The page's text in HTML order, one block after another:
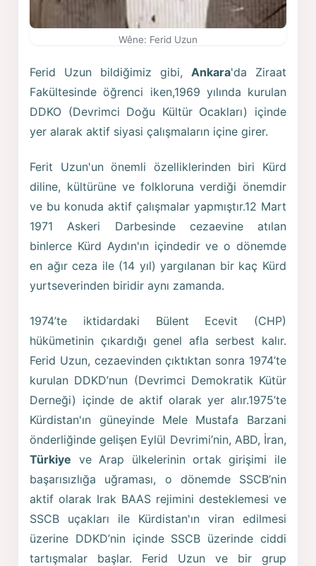
Wêne: Ferid Uzun
Ferid Uzun bildiğimiz gibi, Ankara'da Ziraat
Fakültesinde öğrenci iken,1969 yılında kurulan
DDKO (Devrimci Doğu Kültür Ocakları) içinde
yer alarak aktif siyasi çalışmaların içine girer.
Ferit Uzun'un önemli özelliklerinden biri Kürd
diline, kültürüne ve folkloruna verdiği önemdir
ve bu konuda aktif çalışmalar yapmıştır.12 Mart
1971 Askeri Darbesinde cezaevine atılan
binlerce Kürd Aydın'ın içindedir ve o dönemde
en ağır ceza ile (14 yıl) yargılanan bir kaç Kürd
yurtseverinden biridir aynı zamanda.
1974’te iktidardaki Bülent Ecevit (CHP)
hükümetinin çıkardığı genel afla serbest kalır.
Ferid Uzun, cezaevinden çıktıktan sonra 1974’te
kurulan DDKD’nun (Devrimci Demokratik Kütür
Derneği) içinde de aktif olarak yer alır.1975’te
Kürdistan'ın güneyinde Mele Mustafa Barzani
önderliğinde gelişen Eylül Devrimi’nin, ABD, İran,
Türkiye ve Arap ülkelerinin ortak girişimi ile
başarısızlığa uğraması, o dönemde SSCB’nin
aktif olarak Irak BAAS rejimini desteklemesi ve
SSCB uçakları ile Kürdistan'ın viran edilmesi
üzerine DDKD’nin içinde SSCB üzerinde ciddi
tartışmalar başlar. Ferid Uzun ve bir grup